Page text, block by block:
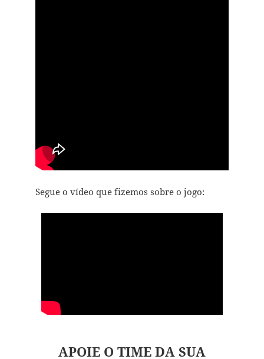
Segue o vídeo que fizemos sobre o jogo:
APOIE O TIME DA SUA